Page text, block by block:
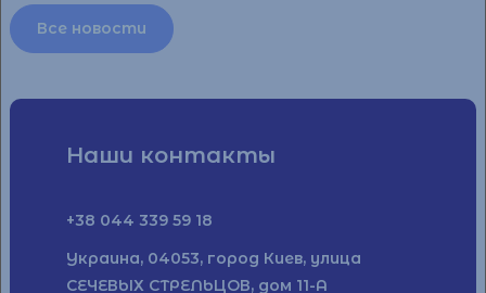
Все новости
Наши контакты
+38 044 339 59 18
Украина, 04053, город Киев, улица
СЕЧЕВЫХ СТРЕЛЬЦОВ, дом 11-А